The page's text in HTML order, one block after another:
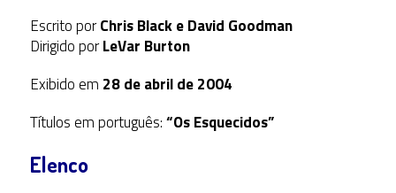
Escrito porChris Black e David Goodman
Dirigido porLeVar Burton
Exibido em 28 de abril de 2004
Títulos em português:“Os Esquecidos”
Elenco